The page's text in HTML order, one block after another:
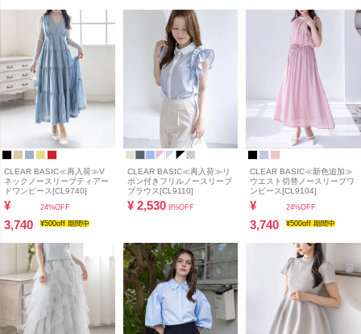
CLEAR BASIC≪再入荷≫V
ネックノースリーブティアー
ドワンピース[CL9740]
¥
3,740
24%OFF
¥500off 期間中
CLEAR BASIC≪再入荷≫リ
ボン付きフリルノースリーブ
ブラウス[CL9110]
¥ 2,530 8%OFF
CLEAR BASIC≪新色追加≫
ウエスト切替ノースリーブワ
ンピース[CL9104]
¥
3,740
24%OFF
¥500off 期間中